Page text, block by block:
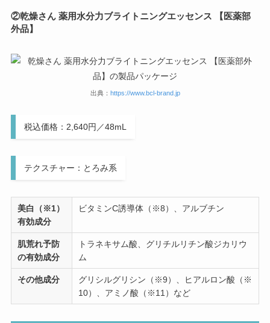
②乾燥さん 薬用水分力ブライトニングエッセンス 【医薬部
外品】
出典： https://www.bcl-brand.jp
税込価格：2,640円／48mL
テクスチャー：とろみ系
美白（※1）
有効成分
ビタミンC誘導体（※8）、アルブチン
肌荒れ予防
の有効成分
トラネキサム酸、グリチルリチン酸ジカリウ
ム
その他成分
グリシルグリシン（※9）、ヒアルロン酸（※
10）、アミノ酸（※11）など